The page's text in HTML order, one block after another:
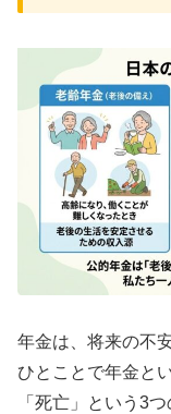
年金は、将来の不
ひとことで年金と
「死亡」という3